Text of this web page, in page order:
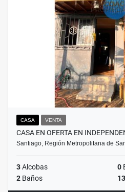
CASA VENTA
CASA EN OFERTA EN
Santiago, Región Metropolitana de
3Alcobas 0
2 Baños